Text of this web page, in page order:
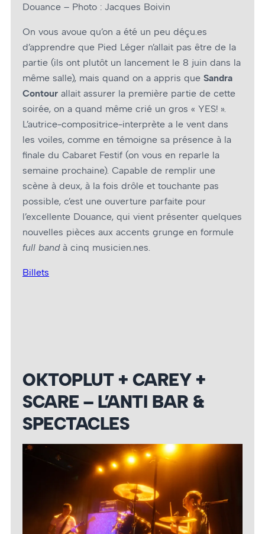
Douance – Photo : Jacques Boivin
On vous avoue qu’on a été un peu déçu.es
d’apprendre que Pied Léger n’allait pas être de la
partie (ils ont plutôt un lancement le 8 juin dans la
même salle), mais quand on a appris que Sandra
Contour allait assurer la première partie de cette
soirée, on a quand même crié un gros « YES! ».
L’autrice-compositrice-interprète a le vent dans
les voiles, comme en témoigne sa présence à la
finale du Cabaret Festif (on vous en reparle la
semaine prochaine). Capable de remplir une
scène à deux, à la fois drôle et touchante pas
possible, c’est une ouverture parfaite pour
l’excellente Douance, qui vient présenter quelques
nouvelles pièces aux accents grunge en formule
full bandà cinq musicien.nes.
Billets
OKTOPLUT + CAREY +
SCARE – L’ANTI BAR &
SPECTACLES